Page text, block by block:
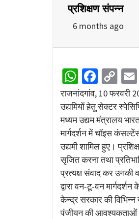
प्रशिक्षण संपन्न
6 months ago
राजनांदगांव, 10
उद्यमियों हेतु सेक्टर
मध्यम उद्यम मंत्रालय
मार्गदर्शन में चॉइस
उद्यमी शामिल हुए।
सृजित करना तथा
प्रत्यक्ष संवाद कर उनकी
द्वारा वन-टू-वन
केन्द्र सरकार की विभिन्न
पंजीयन की आवश्यकताओं